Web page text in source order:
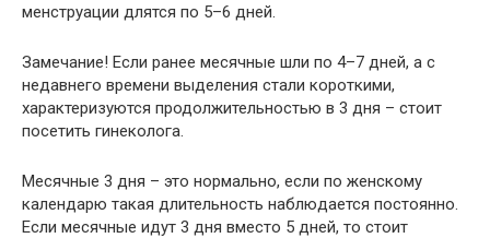
менструации длятся по 5–6 дней.
Замечание! Если ранее месячные шли по 4–7 дней, а с
недавнего времени выделения стали короткими,
характеризуются продолжительностью в 3 дня – стоит
посетить гинеколога.
Месячные 3 дня – это нормально, если по женскому
календарю такая длительность наблюдается постоянно.
Если месячные идут 3 дня вместо 5 дней, то стоит